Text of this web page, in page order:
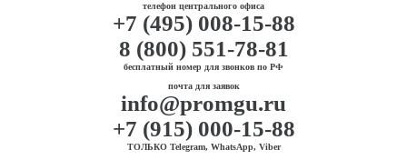
телефон центрального офиса
+7 (495) 008-15-88
8 (800) 551-78-81
бесплатный номер для звонков по РФ
почта для заявок
info@promgu.ru
+7 (915) 000-15-88
ТОЛЬКО Telegram, WhatsApp, Viber